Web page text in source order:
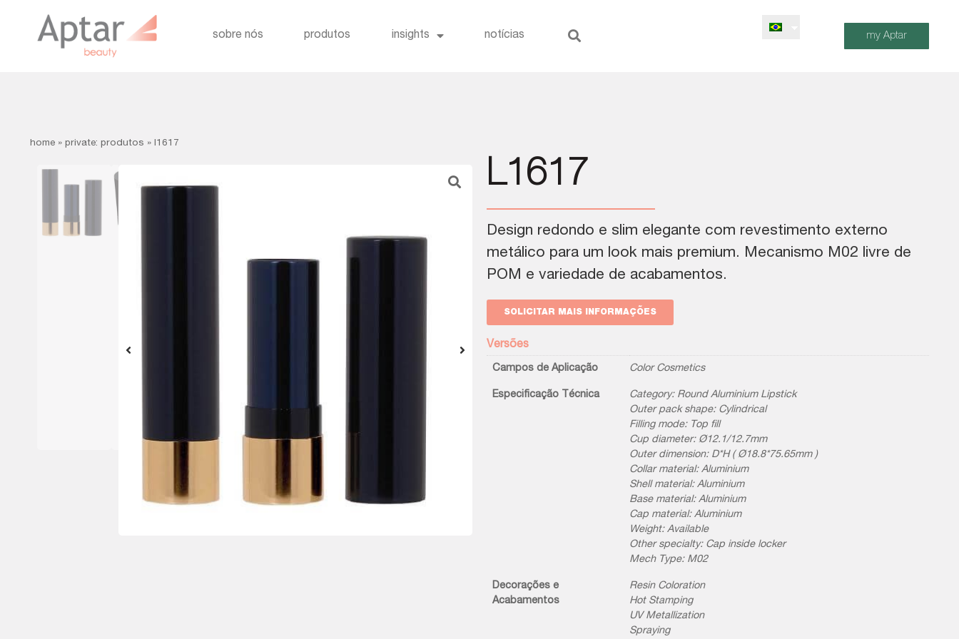
sobre nós produtos insights notícias my Aptar
home » private: produtos » l1617
L1617
Design redondo e slim elegante com revestimento externo
metálico para um look mais premium. Mecanismo M02 livre de
POM e variedade de acabamentos.
SOLICITAR MAIS INFORMAÇÕES
Versões
Campos de Aplicação Color Cosmetics
Especificação Técnica
Category: Round Aluminium Lipstick
Outer pack shape: Cylindrical
Filling mode: Top fill
Cup diameter: Ø12.1/12.7mm
Outer dimension: D*H ( Ø18.8*75.65mm )
Collar material: Aluminium
Shell material: Aluminium
Base material: Aluminium
Cap material: Aluminium
Weight: Available
Other specialty: Cap inside locker
Mech Type: M02
Decorações e
Acabamentos
Resin Coloration
Hot Stamping
UV Metallization
Spraying